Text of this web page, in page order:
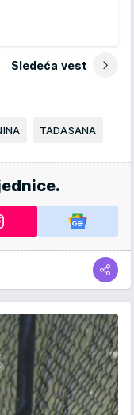
Sledeća vest
TADASANA